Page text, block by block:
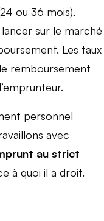
ou 36 mois),
sur le marché
Les taux
remboursement
personnel
avec
au strict
à quoi il a droit.